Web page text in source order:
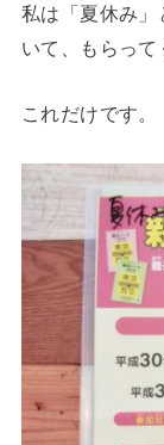
私は「夏休み
いて、もらって
これだけです。